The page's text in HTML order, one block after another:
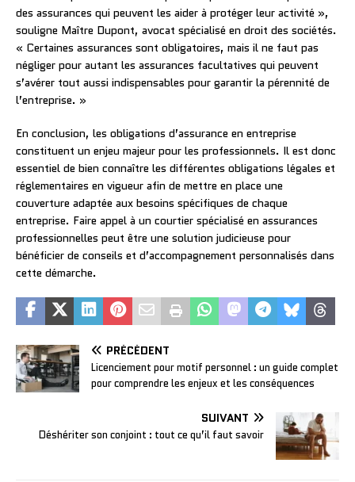
des assurances qui peuvent les aider à protéger leur activité »,
souligne Maître Dupont, avocat spécialisé en droit des sociétés.
« Certaines assurances sont obligatoires, mais il ne faut pas
négliger pour autant les assurances facultatives qui peuvent
s’avérer tout aussi indispensables pour garantir la pérennité de
l’entreprise. »
En conclusion, les obligations d’assurance en entreprise
constituent un enjeu majeur pour les professionnels. Il est donc
essentiel de bien connaître les différentes obligations légales et
réglementaires en vigueur afin de mettre en place une
couverture adaptée aux besoins spécifiques de chaque
entreprise. Faire appel à un courtier spécialisé en assurances
professionnelles peut être une solution judicieuse pour
bénéficier de conseils et d’accompagnement personnalisés dans
cette démarche.
PRÉCÉDENT
Licenciement pour motif personnel : un guide complet
pour comprendre les enjeux et les conséquences
SUIVANT
Déshériter son conjoint : tout ce qu’il faut savoir